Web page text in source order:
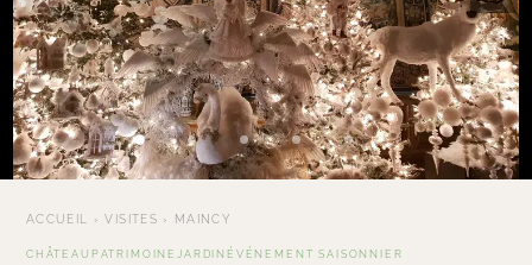
ACCUEIL ›VISITES › MAINCY
CHÂTEAU PATRIMOINE JARDIN ÉVÉNEMENT SAISONNIER